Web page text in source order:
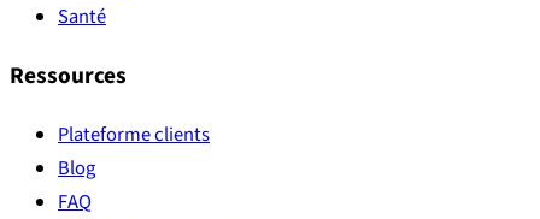
Santé
Ressources
Plateforme clients
Blog
FAQ